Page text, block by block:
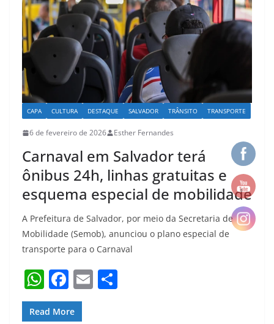
k
CAPA CULTURA DESTAQUE SALVADOR TRÂNSITO TRANSPORTE
6 de fevereiro de 2026 Esther Fernandes
Carnaval em Salvador terá
ônibus 24h, linhas gratuitas e
esquema especial de mobilidade
A Prefeitura de Salvador, por meio da Secretaria de
Mobilidade (Semob), anunciou o plano especial de
transporte para o Carnaval
W
h
at
F
a
c
E
Read More